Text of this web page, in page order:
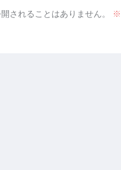
されることはありません。 ※